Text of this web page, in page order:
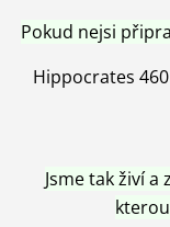
Pokud nejsi
Hippocrates
Jsme tak živí a